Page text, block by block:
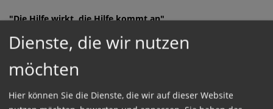
"Die Hilfe wirkt, die Hilfe kommt an"
Caritas-Österreich-Vizepräsident Alexander Bodmann im
Dienste, die wir nutzen
möchten
Hier können Sie die Dienste, die wir auf dieser Website